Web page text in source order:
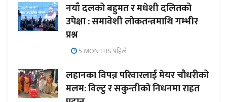
नयाँ दलको बहुमत र मधेशी दलितको
उपेक्षा : समावेशी लोकतन्त्रमाथि गम्भीर
प्रश्न
5 MONTHS पहिले
लहानका विपन्न परिवारलाई मेयर चौधरीको
मलम: विल्टु र सकुन्तीको निधनमा राहत